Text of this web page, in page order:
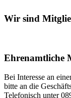
Wir sind
Ehrenamtliche
Bei Interesse an
bitte an die
Telefonisch unter